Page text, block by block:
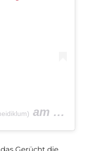
am Jul 31,